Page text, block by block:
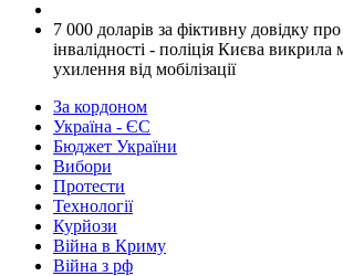
​7 000 доларів за фіктивну довідку
інвалідності - поліція Києва
ухилення від мобілізації
За кордоном
Україна - ЄС
Бюджет України
Вибори
Протести
Технології
Курйози
Війна в Криму
Війна з рф